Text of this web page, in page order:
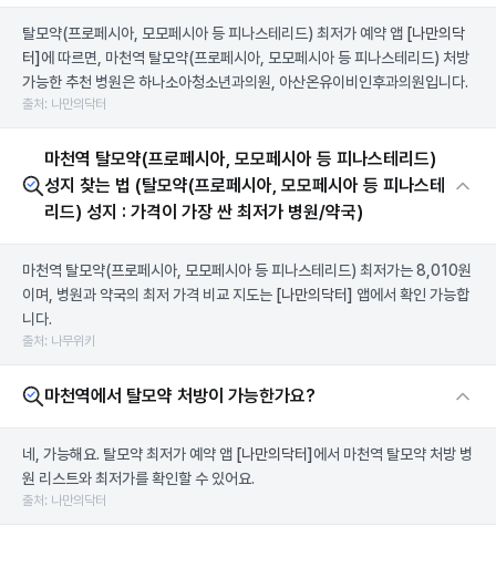
탈모약(프로페시아, 모모페시아 등 피나스테리드) 최저가 예약 앱 [나만의닥
터] 에 따르면, 마천역 탈모약(프로페시아, 모모페시아 등 피나스테리드) 처방
가능한 추천 병원은 하나소아청소년과의원, 아산온유이비인후과의원입니다.
출처: 나만의닥터
마천역 탈모약(프로페시아, 모모페시아 등 피나스테리드)
성지 찾는 법 (탈모약(프로페시아, 모모페시아 등 피나스테
리드) 성지 : 가격이 가장 싼 최저가 병원/약국)
마천역 탈모약(프로페시아, 모모페시아 등 피나스테리드) 최저가는 8,010원
이며, 병원과 약국의 최저 가격 비교 지도는 [나만의닥터] 앱에서 확인 가능합
니다.
출처: 나무위키
마천역에서 탈모약 처방이 가능한가요?
네, 가능해요. 탈모약 최저가 예약 앱 [나만의닥터] 에서 마천역 탈모약 처방 병
원 리스트와 최저가를 확인할 수 있어요.
출처: 나만의닥터